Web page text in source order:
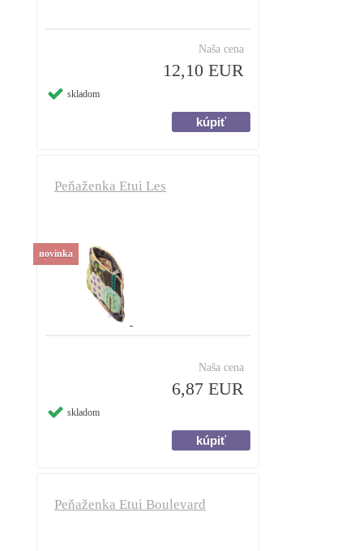
Naša cena
12,10 EUR
skladom
Peňaženka Etui Les
Naša cena
6,87 EUR
skladom
novinka
Peňaženka Etui Boulevard